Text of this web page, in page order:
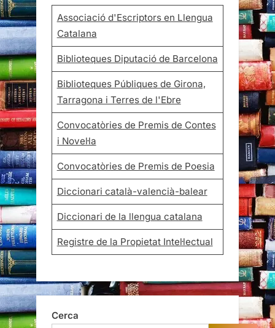
Associació d'Escriptors en Llengua
Catalana
Biblioteques Diputació de Barcelona
Biblioteques Públiques de Girona,
Tarragona i Terres de l'Ebre
Convocatòries de Premis de Contes
i Novel·la
Convocatòries de Premis de Poesia
Diccionari català-valencià-balear
Diccionari de la llengua catalana
Registre de la Propietat Intel·lectual
Cerca